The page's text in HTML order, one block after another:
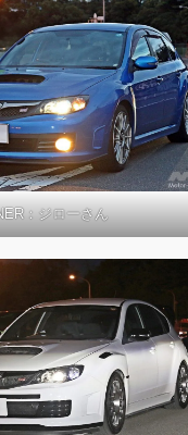
：ジローさん